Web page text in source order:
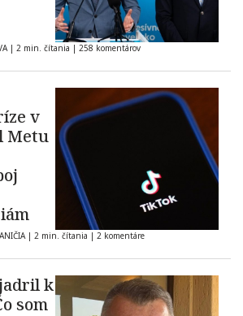
| 2 min. čítania | 258 komentárov
v
Metu
| 2 min. čítania | 2 komentáre
k
som